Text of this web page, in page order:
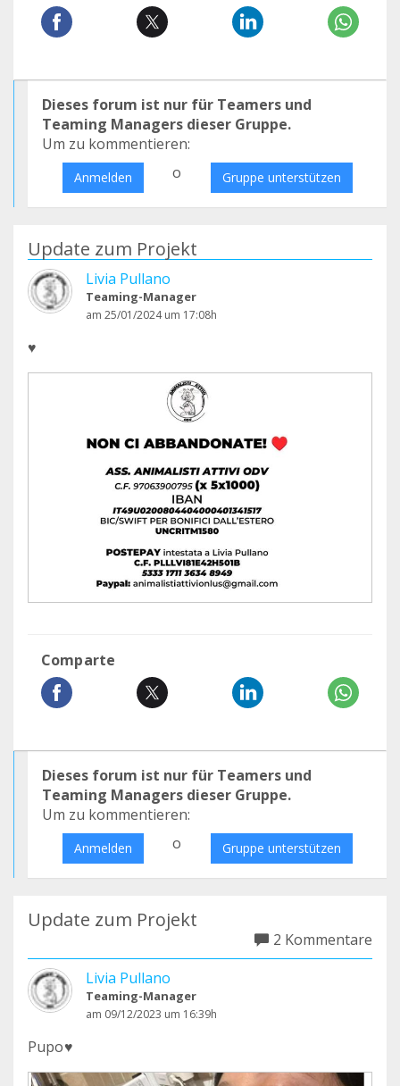
Dieses forum ist nur für Teamers und
Teaming Managers dieser Gruppe.
Um zu kommentieren:
Anmelden o Gruppe unterstützen
Update zum Projekt
Livia Pullano
Teaming-Manager
am 25/01/2024 um 17:08h
♥️
Comparte
Dieses forum ist nur für Teamers und
Teaming Managers dieser Gruppe.
Um zu kommentieren:
Anmelden o Gruppe unterstützen
Update zum Projekt
2 Kommentare
Livia Pullano
Teaming-Manager
am 09/12/2023 um 16:39h
Pupo♥️